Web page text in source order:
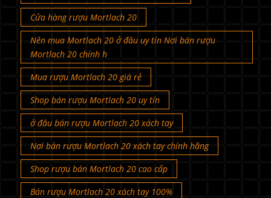
Cửa hàng rượu Mortlach 20
Nên mua Mortlach 20 ở đâu uy tín Nơi bán rượu
Mortlach 20 chính h
Mua rượu Mortlach 20 giá rẻ
Shop bán rượu Mortlach 20 uy tín
ở đâu bán rượu Mortlach 20 xách tay
Nơi bán rượu Mortlach 20 xách tay chính hãng
Shop rượu bán Mortlach 20 cao cấp
Bán rượu Mortlach 20 xách tay 100%